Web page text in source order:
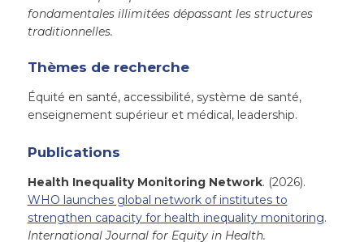
fondamentales illimitées dépassant les structures
traditionnelles.
Thèmes de recherche
Équité en santé, accessibilité, système de santé,
enseignement supérieur et médical, leadership.
Publications
Health Inequality Monitoring Network. (2026).
WHO launches global network of institutes to
strengthen capacity for health inequality monitoring.
International Journal for Equity in Health.